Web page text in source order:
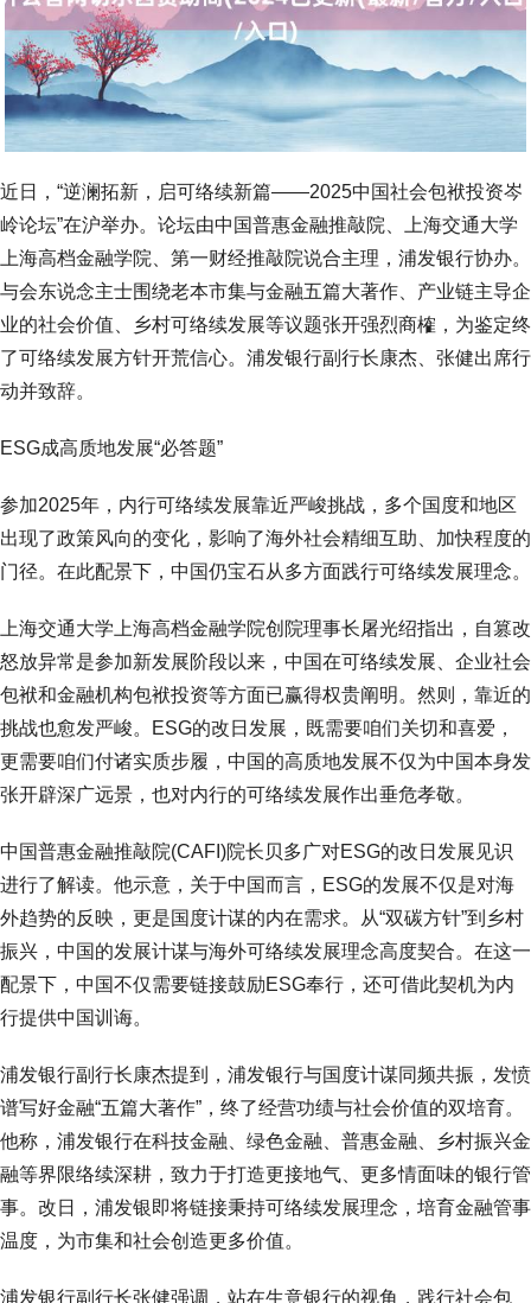
近日，“逆澜拓新，启可络续新篇——2025中国社会包袱投资岑
岭论坛”在沪举办。论坛由中国普惠金融推敲院、上海交通大学
上海高档金融学院、第一财经推敲院说合主理，浦发银行协办。
与会东说念主士围绕老本市集与金融五篇大著作、产业链主导企
业的社会价值、乡村可络续发展等议题张开强烈商榷，为鉴定终
了可络续发展方针开荒信心。浦发银行副行长康杰、张健出席行
动并致辞。
ESG成高质地发展“必答题”
参加2025年，内行可络续发展靠近严峻挑战，多个国度和地区
出现了政策风向的变化，影响了海外社会精细互助、加快程度的
门径。在此配景下，中国仍宝石从多方面践行可络续发展理念。
上海交通大学上海高档金融学院创院理事长屠光绍指出，自篡改
怒放异常是参加新发展阶段以来，中国在可络续发展、企业社会
包袱和金融机构包袱投资等方面已赢得权贵阐明。然则，靠近的
挑战也愈发严峻。ESG的改日发展，既需要咱们关切和喜爱，
更需要咱们付诸实质步履，中国的高质地发展不仅为中国本身发
张开辟深广远景，也对内行的可络续发展作出垂危孝敬。
中国普惠金融推敲院(CAFI)院长贝多广对ESG的改日发展见识
进行了解读。他示意，关于中国而言，ESG的发展不仅是对海
外趋势的反映，更是国度计谋的内在需求。从“双碳方针”到乡村
振兴，中国的发展计谋与海外可络续发展理念高度契合。在这一
配景下，中国不仅需要链接鼓励ESG奉行，还可借此契机为内
行提供中国训诲。
浦发银行副行长康杰提到，浦发银行与国度计谋同频共振，发愤
谱写好金融“五篇大著作”，终了经营功绩与社会价值的双培育。
他称，浦发银行在科技金融、绿色金融、普惠金融、乡村振兴金
融等界限络续深耕，致力于打造更接地气、更多情面味的银行管
事。改日，浦发银即将链接秉持可络续发展理念，培育金融管事
温度，为市集和社会创造更多价值。
浦发银行副行长张健强调，站在生意银行的视角，践行社会包